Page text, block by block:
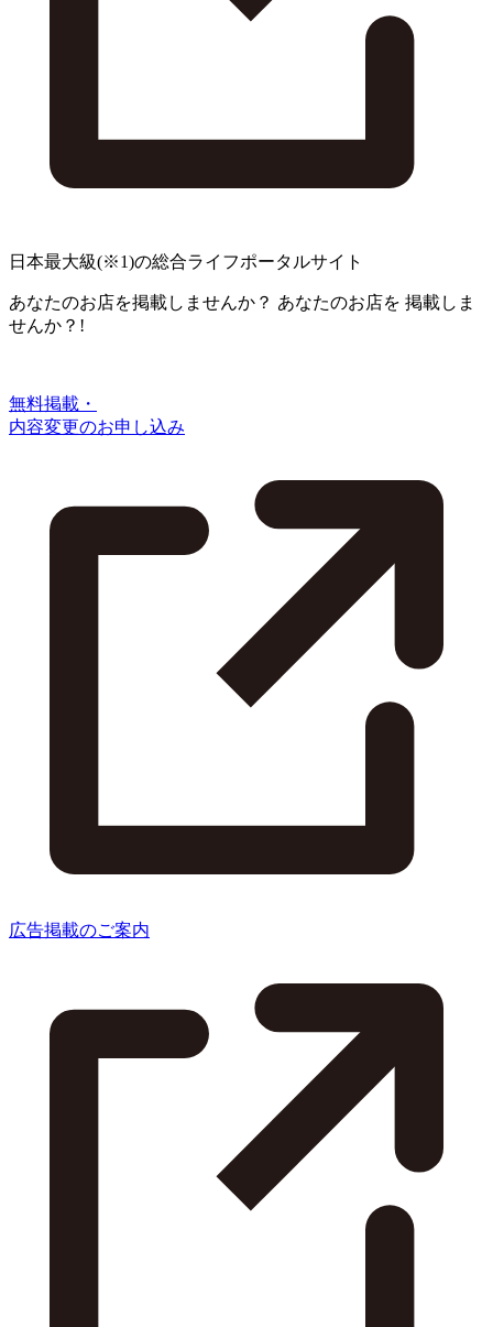
日本最大級(※1)の総合ライフポータルサイト
あなたのお店を掲載しませんか？ あなたのお店を 掲載しま
せんか？!
無料掲載・
内容変更のお申し込み
広告掲載のご案内